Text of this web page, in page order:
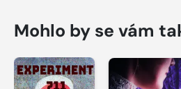
Mohlo by se vám